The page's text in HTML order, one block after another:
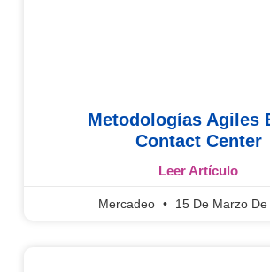
Metodologías Agiles
Contact Center
Leer Artículo
Mercadeo 15 De Marzo De